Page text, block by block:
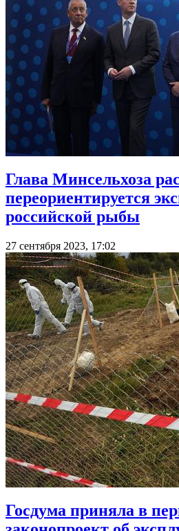
Глава Минсельхоза
переориентируется
российской рыбы
27 сентября 2023, 17:02
Госдума приняла в